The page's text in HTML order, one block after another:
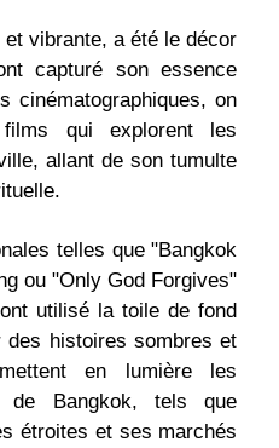
vibrante, a été le décor
capturé son essence
cinématographiques, on
qui explorent les
allant de son tumulte
telles que "Bangkok
ou "Only God Forgives"
utilisé la toile de fond
des histoires sombres et
en lumière les
de Bangkok, tels que
étroites et ses marchés